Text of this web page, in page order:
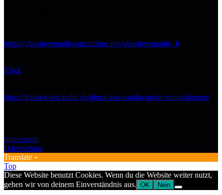
https://ghosttownradio.out.airtime.pro/ghosttownradio_b
Klick
https://ghost-town-radio.de/ghost-town-radio-ueber-sonos-hoeren/
Impressum
Datenschutz
Translate »
Top
Diese Website benutzt Cookies. Wenn du die Website weiter nutzt,
gehen wir von deinem Einverständnis aus. OK Nein